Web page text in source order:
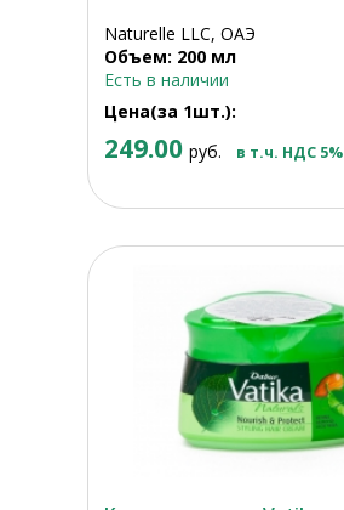
Naturelle LLC, ОАЭ
Объем: 200 мл
Есть в наличии
Цена(за 1шт.):
249.00 руб. в т.ч. НДС 5%